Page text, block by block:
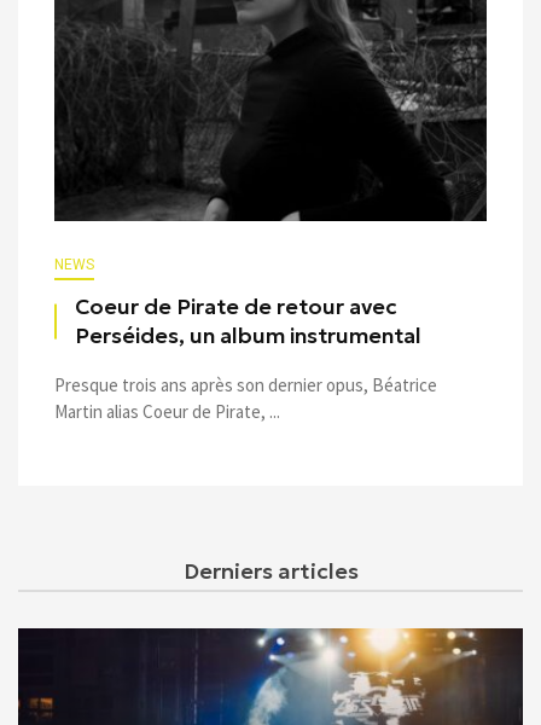
NEWS
Coeur de Pirate de retour avec
Perséides, un album instrumental
Presque trois ans après son dernier opus, Béatrice
Martin alias Coeur de Pirate, ...
Derniers articles